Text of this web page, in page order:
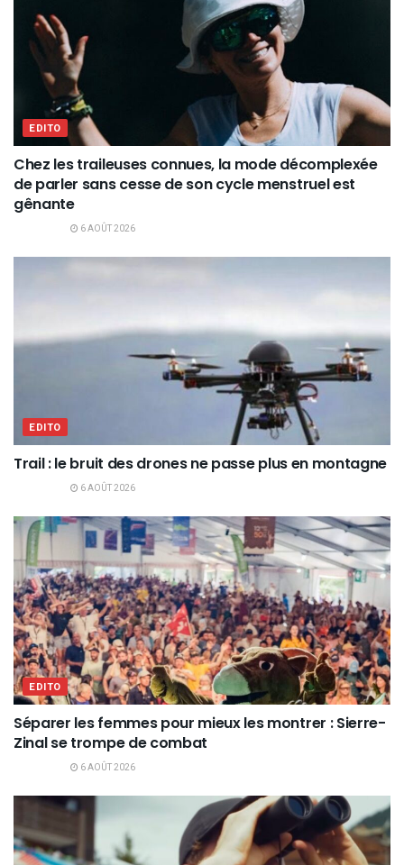
EDITO
Chez les traileuses connues, la mode décomplexée
de parler sans cesse de son cycle menstruel est
gênante
6 AOÛT 2026
EDITO
Trail : le bruit des drones ne passe plus en montagne
6 AOÛT 2026
EDITO
Séparer les femmes pour mieux les montrer : Sierre-
Zinal se trompe de combat
6 AOÛT 2026